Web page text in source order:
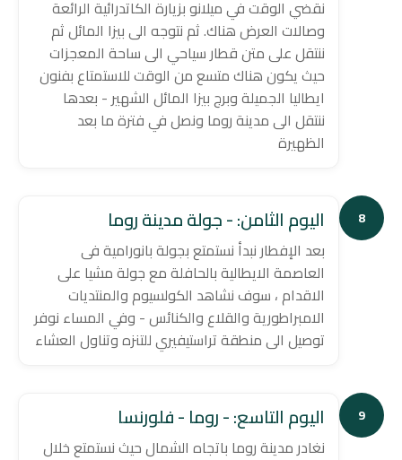
نقضي الوقت في ميلانو بزيارة الكاتدرائية الرائعة
وصالات العرض هناك. ثم نتوجه الى بيزا المائل ثم
ننتقل على متن قطار سياحي الى ساحة المعجزات
حيث يكون هناك متسع من الوقت للاستمتاع بفنون
ايطاليا الجميلة وبرج بيزا المائل الشهير - بعدها
ننتقل الى مدينة روما ونصل في فترة ما بعد
الظهيرة
8 اليوم الثامن: - جولة مدينة روما
بعد الإفطار نبدأ نستمتع بجولة بانورامية فى
العاصمة الايطالية بالحافلة مع جولة مشيا على
الاقدام ، سوف نشاهد الكولسيوم والمنتديات
الامبراطورية والقلاع والكنائس - وفي المساء نوفر
توصيل الى منطقة تراستيفيري للتنزه وتناول العشاء
9 اليوم التاسع: - روما - فلورنسا
نغادر مدينة روما باتجاه الشمال حيث نستمتع خلال